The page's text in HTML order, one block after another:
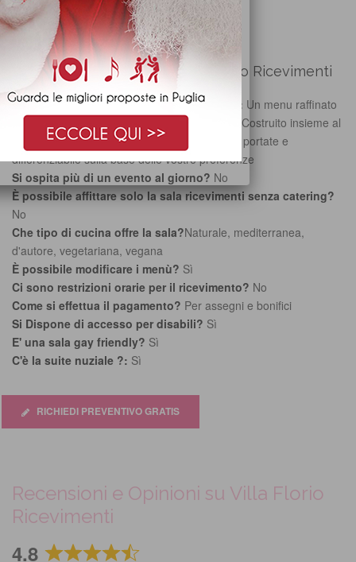
RICHIEDI PREVENTIVO GRATIS
Ulteriori informazioni su Villa Florio Ricevimenti
Il menu tipo cosa comprende, descrizione: Un menu raffinato
completo con tutte le portate servite a tavola. Costruito insieme al
cliente, completamente personalizzabile nelle portate e
differenziabile sulla base delle vostre preferenze
Si ospita più di un evento al giorno? No
È possibile affittare solo la sala ricevimenti senza catering?
No
Che tipo di cucina offre la sala?Naturale, mediterranea,
d'autore, vegetariana, vegana
È possibile modificare i menù? Sì
Ci sono restrizioni orarie per il ricevimento? No
Come si effettua il pagamento? Per assegni e bonifici
Si Dispone di accesso per disabili? Sì
E' una sala gay friendly? Sì
C'è la suite nuziale ?: Sì
RICHIEDI PREVENTIVO GRATIS
Recensioni e Opinioni su Villa Florio
Ricevimenti
4.8